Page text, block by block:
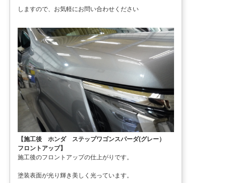
しますので、お気軽にお問い合わせください
【施工後 ホンダ ステップワゴンスパーダ(グレー）
フロントアップ】
施工後のフロントアップの仕上がりです。
塗装表面が光り輝き美しく光っています。